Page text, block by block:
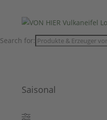
Search for:
Saisonal